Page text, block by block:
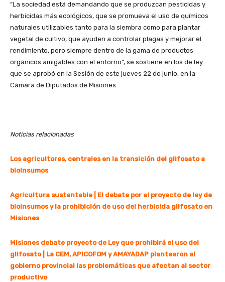
“La sociedad está demandando que se produzcan pesticidas y
herbicidas más ecológicos, que se promueva el uso de químicos
naturales utilizables tanto para la siembra como para plantar
vegetal de cultivo, que ayuden a controlar plagas y mejorar el
rendimiento, pero siempre dentro de la gama de productos
orgánicos amigables con el entorno”, se sostiene en los de ley
que se aprobó en la Sesión de este jueves 22 de junio, en la
Cámara de Diputados de Misiones.
Noticias relacionadas
Los agricultores, centrales en la transición del glifosato a
bioinsumos
Agricultura sustentable | El debate por el proyecto de ley de
bioinsumos y la prohibición de uso del herbicida glifosato en
Misiones
Misiones debate proyecto de Ley que prohibirá el uso del
glifosato | La CEM, APICOFOM y AMAYADAP plantearon al
gobierno provincial las problemáticas que afectan al sector
productivo